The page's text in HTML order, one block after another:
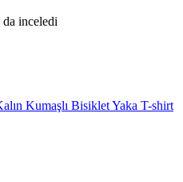
inceledi
Kumaşlı Bisiklet Yaka T-shirt